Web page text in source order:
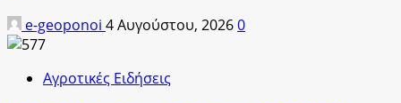
e-geoponoi 4 Αυγούστου, 20260
Αγροτικές Ειδήσεις